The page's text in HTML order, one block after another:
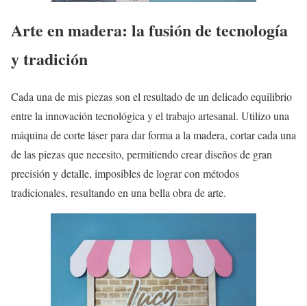
Arte en madera: la fusión de tecnología
y tradición
Cada una de mis piezas son el resultado de un delicado equilibrio
entre la innovación tecnológica y el trabajo artesanal. Utilizo una
máquina de corte láser para dar forma a la madera, cortar cada una
de las piezas que necesito, permitiendo crear diseños de gran
precisión y detalle, imposibles de lograr con métodos
tradicionales, resultando en una bella obra de arte.